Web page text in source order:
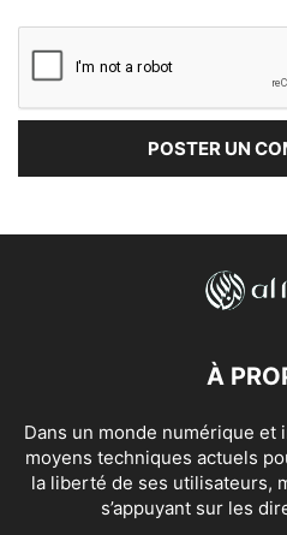
À
Dans un monde numérique et
moyens techniques actuels
la liberté de ses utilisateurs,
s’appuyant sur les